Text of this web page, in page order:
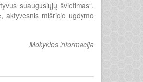
suaugusiųjų švietimas“.
aktyvesnis mišriojo ugdymo
Mokyklos informacija